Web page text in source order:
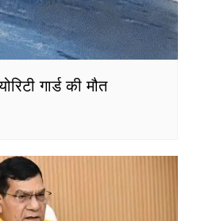
गार्ड की मौत